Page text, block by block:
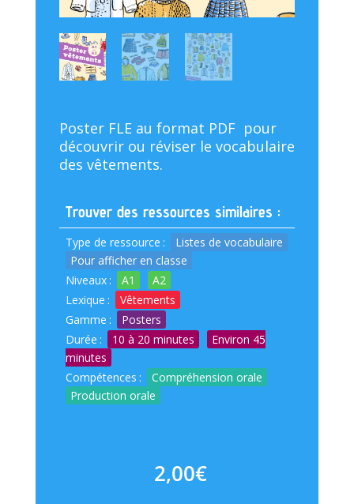
Poster FLE au format PDF pour
découvrir ou réviser le vocabulaire
des vêtements.
Trouver des ressources similaires :
Type de ressource :
Listes de vocabulaire
Pour afficher en classe
Niveaux : A1
A2
Lexique :
Vêtements
Gamme :
Posters
Durée : 10 à 20 minutes
Environ 45
minutes
Compétences :
Compréhension orale
Production orale
2,00€